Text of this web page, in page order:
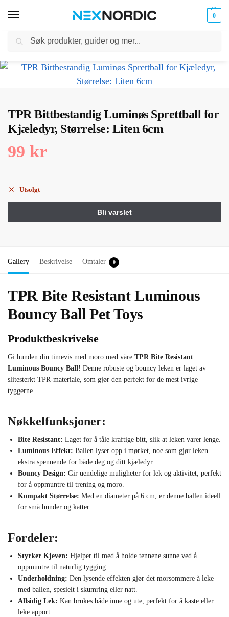
0
til
Kabler
TPR Bittbestandig Luminøs Sprettball for
Kjæledyr, Størrelse: Liten 6cm
99 kr
Utsolgt
Gallery Beskrivelse Omtaler 0
TPR Bite Resistant Luminous
Bouncy Ball Pet Toys
Produktbeskrivelse
Gi hunden din timevis med moro med våre TPR Bite Resistant
Luminous Bouncy Ball! Denne robuste og bouncy leken er laget av
slitesterkt TPR-materiale, som gjør den perfekt for de mest ivrige
tyggerne.
Nøkkelfunksjoner:
Bite Resistant: Laget for å tåle kraftige bitt, slik at leken varer lenge.
Luminous Effekt: Ballen lyser opp i mørket, noe som gjør leken
ekstra spennende for både deg og ditt kjæledyr.
Bouncy Design: Gir uendelige muligheter for lek og aktivitet, perfekt
for å oppmuntre til trening og moro.
Kompakt Størrelse: Med en diameter på 6 cm, er denne ballen ideell
for små hunder og katter.
Fordeler:
Styrker Kjeven: Hjelper til med å holde tennene sunne ved å
oppmuntre til naturlig tygging.
Underholdning: Den lysende effekten gjør det morsommere å leke
med ballen, spesielt i skumring eller natt.
Allsidig Lek: Kan brukes både inne og ute, perfekt for å kaste eller
leke apport.